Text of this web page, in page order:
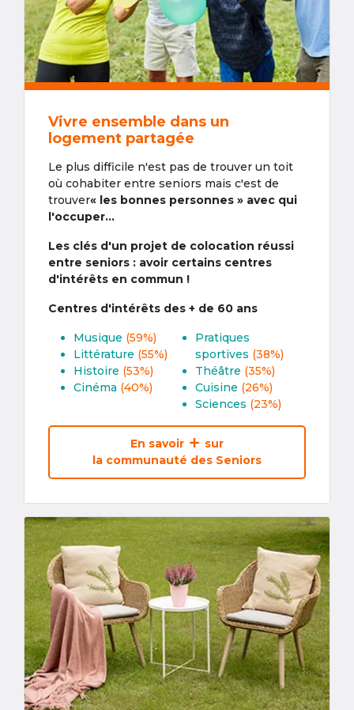
Vivre ensemble dans un
logement partagée
Le plus difficile n'est pas de trouver un toit
où cohabiter entre seniors mais c'est de
trouver« les bonnes personnes » avec qui
l'occuper...
Les clés d'un projet de colocation réussi
entre seniors : avoir certains centres
d'intérêts en commun !
Centres d'intérêts des + de 60 ans
Musique (59%)
Littérature (55%)
Histoire (53%)
Cinéma (40%)
Pratiques
sportives (38%)
Théâtre (35%)
Cuisine (26%)
Sciences (23%)
En savoir
sur
la communauté des Seniors